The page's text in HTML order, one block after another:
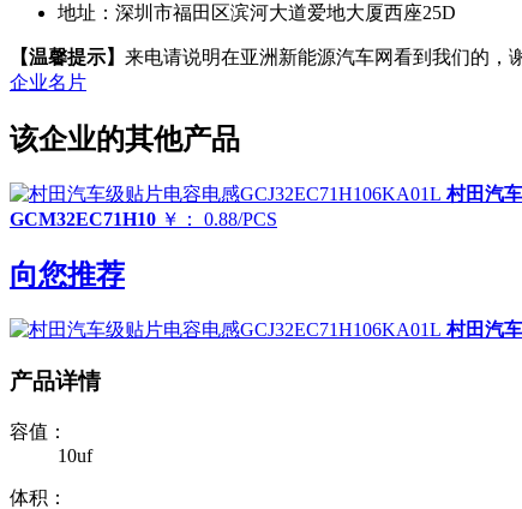
地址： 深圳市福田区滨河大道爱地大厦西座25D
【温馨提示】 来电请说明在亚洲新能源汽车网看到我们的，
企业名片
该企业的其他产品
村田汽
GCM32EC71H10 ￥： 0.88/PCS
向您推荐
村田汽
产品详情
容值：
10uf
体积：